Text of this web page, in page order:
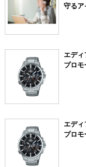
守るア
エデ
プロ
エデ
プロ